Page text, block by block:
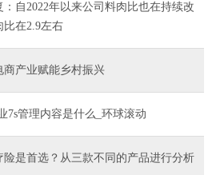
自2022年以来公司料肉比也在持续改
比在2.9左右
产业赋能乡村振兴
7s管理内容是什么_环球滚动
是首选？从三款不同的产品进行分析